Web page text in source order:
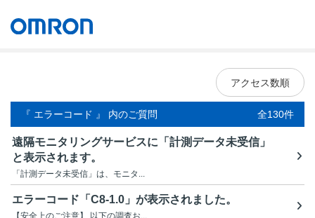
アクセス数順
『 エラーコード 』 内のご質問 全130件
遠隔モニタリングサービスに「計測データ未受信」
と表示されます。
「計測データ未受信」は、モニタ...
エラーコード「C8-1.0」が表示されました。
【安全上のご注意】 以下の調査お...